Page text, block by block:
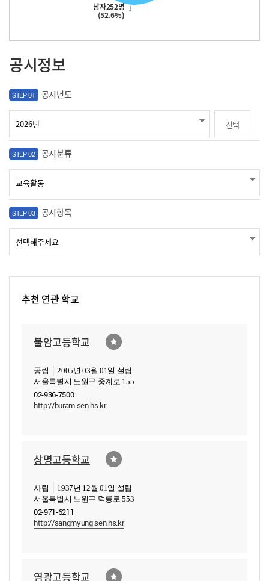
남자252명
(52.6%)
공시정보
STEP 01 공시년도
선택
STEP 02 공시분류
STEP 03 공시항목
추천 연관 학교
불암고등학교
공립 │ 2005년 03월 01일 설립
서울특별시 노원구 중계로 155
02-936-7500
http://buram.sen.hs.kr
상명고등학교
사립 │ 1937년 12월 01일 설립
서울특별시 노원구 덕릉로 553
02-971-6211
http://sangmyung.sen.hs.kr
염광고등학교